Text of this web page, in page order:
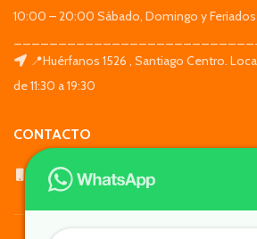
10:00 – 20:00 Sábado, Domingo y Feriados
📍Huérfanos 1526 , Santiago Centro.
de 11:30 a 19:30
CONTACTO
WhatsApp: +569 7564 4676